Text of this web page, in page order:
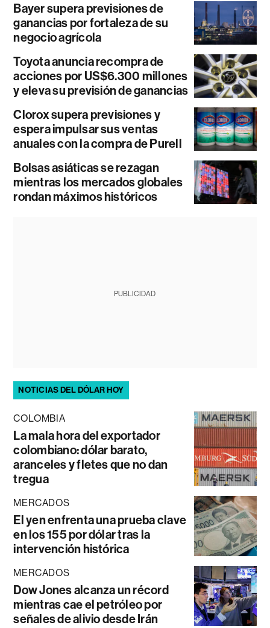
Bayer supera previsiones de
ganancias por fortaleza de su
negocio agrícola
Toyota anuncia recompra de
acciones por US$6.300 millones
y eleva su previsión de ganancias
Clorox supera previsiones y
espera impulsar sus ventas
anuales con la compra de Purell
Bolsas asiáticas se rezagan
mientras los mercados globales
rondan máximos históricos
PUBLICIDAD
NOTICIAS DEL DÓLAR HOY
COLOMBIA
La mala hora del exportador
colombiano: dólar barato,
aranceles y fletes que no dan
tregua
MERCADOS
El yen enfrenta una prueba clave
en los 155 por dólar tras la
intervención histórica
MERCADOS
Dow Jones alcanza un récord
mientras cae el petróleo por
señales de alivio desde Irán